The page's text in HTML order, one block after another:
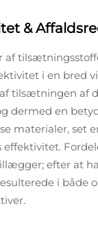
&
af
i en bred
tilsætningen af
dermed en
materialer, set
efter at
i både